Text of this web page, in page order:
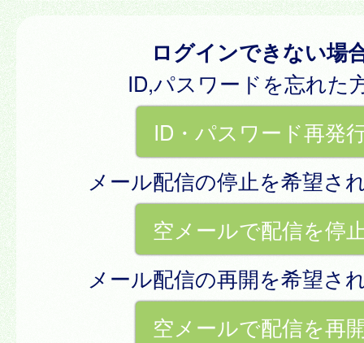
ログインできない場
ID,パスワードを忘れた
ID・パスワード再発
メール配信の停止を希望さ
空メールで配信を停
メール配信の再開を希望さ
空メールで配信を再